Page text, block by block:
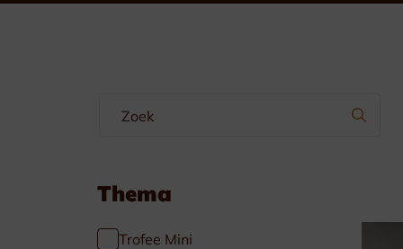
Borstzakhangers
Thema
Trofee Mini